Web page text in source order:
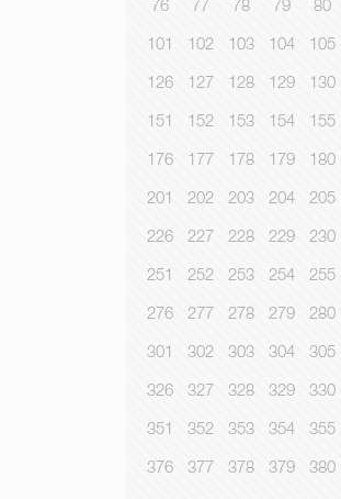
76 77 78 79 80
101 102 103 104 105
126 127 128 129 130
151 152 153 154 155
176 177 178 179 180
201 202 203 204 205
226 227 228 229 230
251 252 253 254 255
276 277 278 279 280
301 302 303 304 305
326 327 328 329 330
351 352 353 354 355
376 377 378 379 380